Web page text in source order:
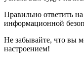
Правильно ответить
информационной
Не забывайте, что вы
настроением!